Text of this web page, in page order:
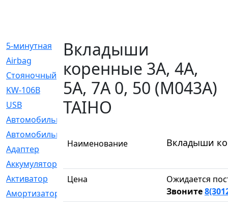
5-минутная
[1]
Airbag
[18]
Cтояночный
[1]
KW-106B
[0]
USB
[6]
Автомобильное
Автомобильный
Адаптер
[3]
Аккумулятор
Активатор
Амортизатор
Вкладыши
коренные 3A, 4A,
5A, 7A 0, 50 (M043A)
TAIHO
Наименование Вкладыши
Цена
Ожидается
Звоните